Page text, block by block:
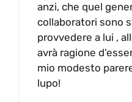
anzi, che quel
collaboratori sono
provvedere a lui ,
avrà ragione
mio modesto
lupo!